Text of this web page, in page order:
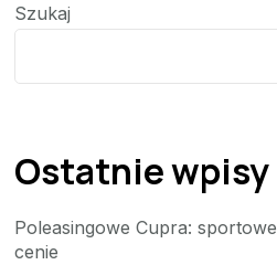
Szukaj
Ostatnie wpisy
Poleasingowe Cupra:
cenie